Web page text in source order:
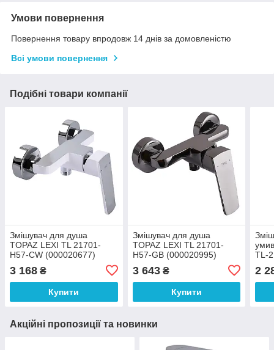
Умови повернення
Повернення товару впродовж 14 днів за домовленістю
Всі умови повернення
Подібні товари компанії
Змішувач для душа
TOPAZ LEXI TL 21701-
H57-CW (000020677)
3 168 ₴
Купити
Змішувач для душа
TOPAZ LEXI TL 21701-
H57-GB (000020995)
3 643₴
Купити
TL-
2
Акційні пропозиції та новинки